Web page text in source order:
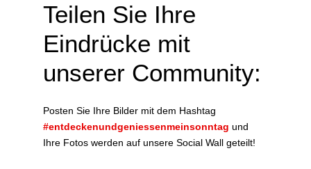
Teilen Sie Ihre
Eindrücke mit
unserer Community:
Posten Sie Ihre Bilder mit dem Hashtag
#entdeckenundgeniessenmeinsonntag und
Ihre Fotos werden auf unsere Social Wall geteilt!